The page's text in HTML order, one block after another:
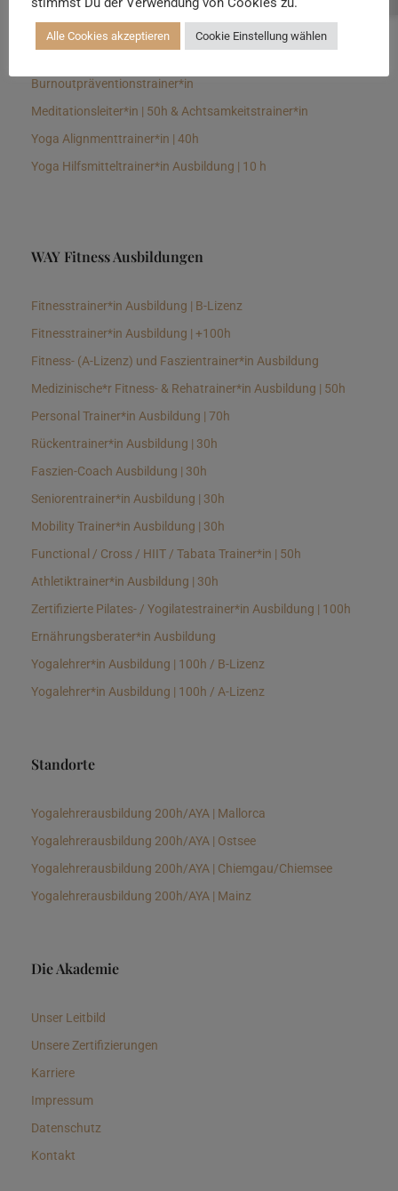
Longevitytrainer*in
Burnoutpräventionstrainer*in
Meditationsleiter*in | 50h & Achtsamkeitstrainer*in
Yoga Alignmenttrainer*in | 40h
Yoga Hilfsmitteltrainer*in Ausbildung | 10 h
WAY Fitness Ausbildungen
Fitnesstrainer*in Ausbildung | B-Lizenz
Fitnesstrainer*in Ausbildung | +100h
Fitness- (A-Lizenz) und Faszientrainer*in Ausbildung
Medizinische*r Fitness- & Rehatrainer*in Ausbildung | 50h
Personal Trainer*in Ausbildung | 70h
Rückentrainer*in Ausbildung | 30h
Faszien-Coach Ausbildung | 30h
Seniorentrainer*in Ausbildung | 30h
Mobility Trainer*in Ausbildung | 30h
Functional / Cross / HIIT / Tabata Trainer*in | 50h
Athletiktrainer*in Ausbildung | 30h
Zertifizierte Pilates- / Yogilatestrainer*in Ausbildung | 100h
Ernährungsberater*in Ausbildung
Yogalehrer*in Ausbildung | 100h / B-Lizenz
Yogalehrer*in Ausbildung | 100h / A-Lizenz
Standorte
Yogalehrerausbildung 200h/AYA | Mallorca
Yogalehrerausbildung 200h/AYA | Ostsee
Yogalehrerausbildung 200h/AYA | Chiemgau/Chiemsee
Yogalehrerausbildung 200h/AYA | Mainz
Die Akademie
Unser Leitbild
Unsere Zertifizierungen
Karriere
Impressum
Datenschutz
Kontakt
Alle Cookies akzeptieren Cookie Einstellung wählen